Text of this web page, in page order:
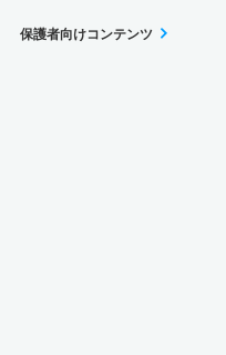
保護者向けコンテンツ